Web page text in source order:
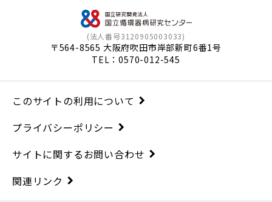
(法人番号3120905003033)
〒564-8565 大阪府吹田市岸部新町6番1号
TEL：0570-012-545
このサイトの利用について
プライバシーポリシー
サイトに関するお問い合わせ
関連リンク